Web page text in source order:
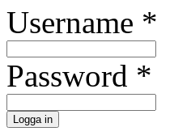
Username *
Password *